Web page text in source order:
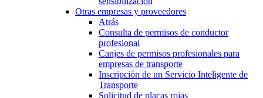
Otras empresas y proveedores
Atrás
Consulta de permisos de conductor
profesional
Canjes de permisos profesionales para
empresas de transporte
Inscripción de un Servicio Inteligente de
Transporte
Solicitud de placas rojas